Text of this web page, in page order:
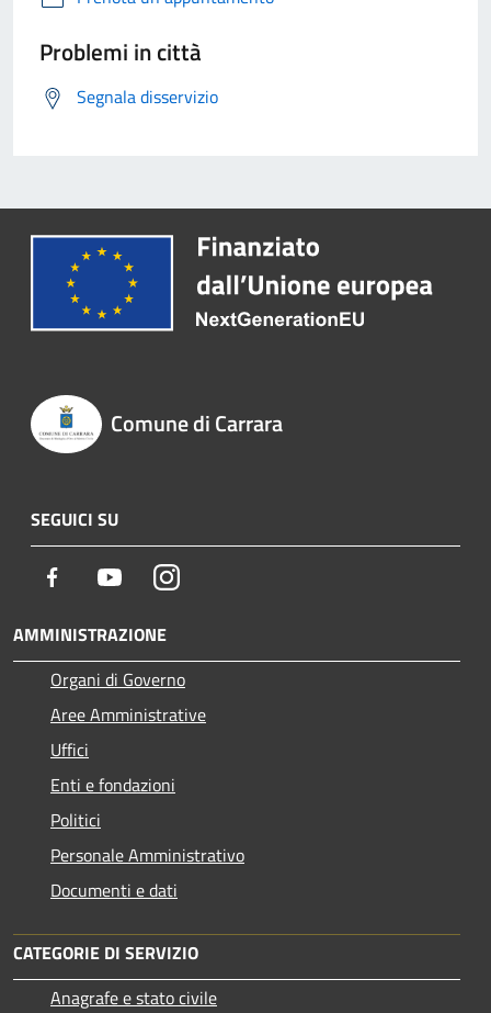
Problemi in città
Segnala disservizio
Comune di Carrara
SEGUICI SU
Facebook YoutubeInstagram
AMMINISTRAZIONE
Organi di Governo
Aree Amministrative
Uffici
Enti e fondazioni
Politici
Personale Amministrativo
Documenti e dati
CATEGORIE DI SERVIZIO
Anagrafe e stato civile